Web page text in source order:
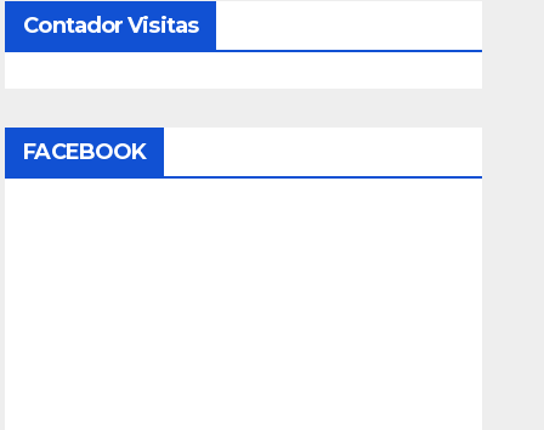
Contador Visitas
FACEBOOK